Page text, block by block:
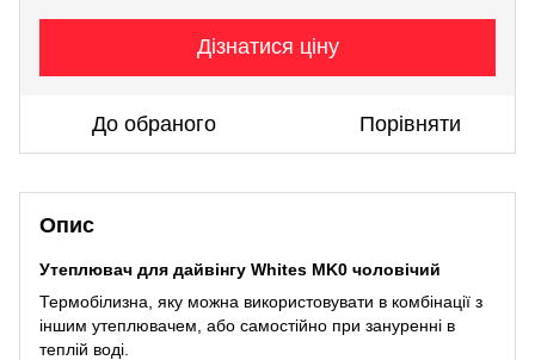
Дізнатися ціну
До обраного Порівняти
Опис
Утеплювач для дайвінгу Whites MK0 чоловічий
Термобілизна, яку можна використовувати в комбінації з
іншим утеплювачем, або самостійно при зануренні в
теплій воді.